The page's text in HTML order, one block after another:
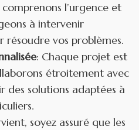
comprenons l’urgence et
à intervenir
résoudre vos problèmes.
: Chaque projet est
étroitement avec
des solutions adaptées à
soyez assuré que les